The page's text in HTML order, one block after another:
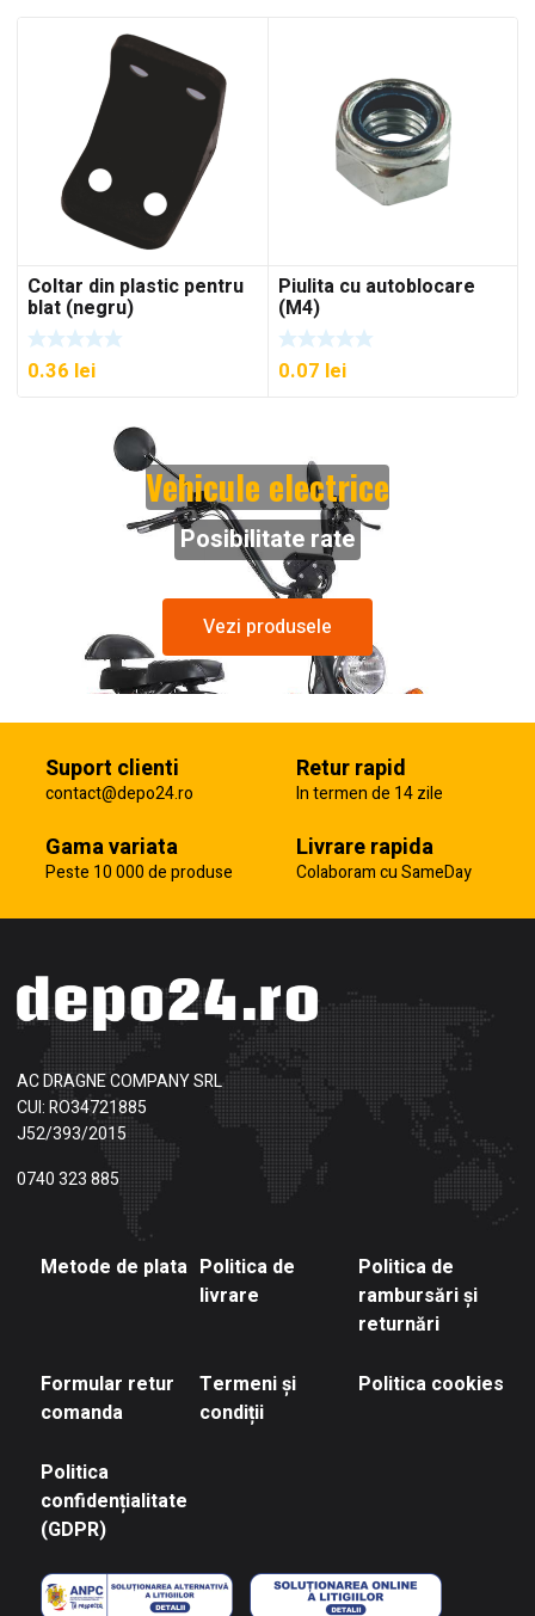
Coltar din plastic pentru
blat (negru)
0.36 lei
Piulita cu autoblocare
(M4)
0.07 lei
Vehicule electrice
Posibilitate rate
Vezi produsele
Suport clienti
contact@depo24.ro
Retur rapid
In termen de 14 zile
Gama variata
Peste 10 000 de produse
Livrare rapida
Colaboram cu SameDay
AC DRAGNE COMPANY SRL
CUI: RO34721885
J52/393/2015
0740 323 885
Metode de plata Politica de
livrare
Politica de
rambursări și
returnări
Formular retur
comanda
Termeni și
condiții
Politica cookies
Politica
confidențialitate
(GDPR)